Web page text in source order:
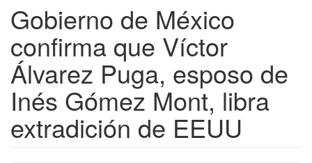
Gobierno de México
confirma que Víctor
Álvarez Puga, esposo de
Inés Gómez Mont, libra
extradición de EEUU